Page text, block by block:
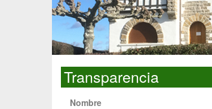
Transparencia
Nombre